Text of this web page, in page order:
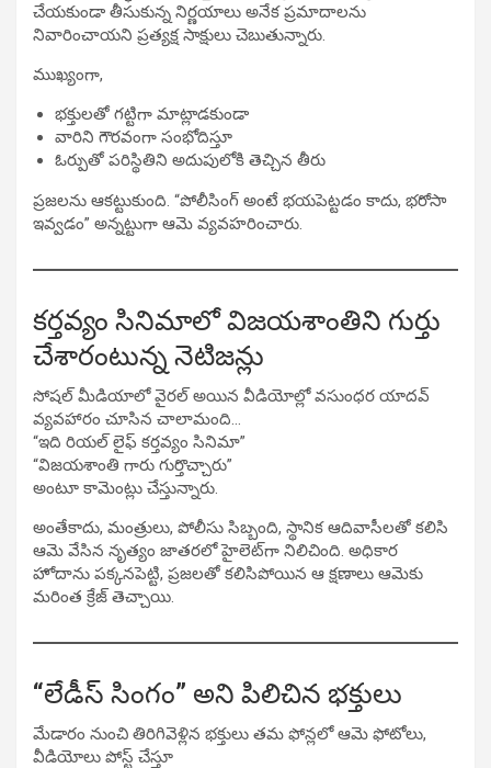
చేయకుండా తీసుకున్న నిర్ణయాలు అనేక ప్రమాదాలను
నివారించాయని ప్రత్యక్ష సాక్షులు చెబుతున్నారు.
ముఖ్యంగా,
భక్తులతో గట్టిగా మాట్లాడకుండా
వారిని గౌరవంగా సంభోదిస్తూ
ఓర్పుతో పరిస్థితిని అదుపులోకి తెచ్చిన తీరు
ప్రజలను ఆకట్టుకుంది. “పోలీసింగ్ అంటే భయపెట్టడం కాదు, భరోసా
ఇవ్వడం” అన్నట్టుగా ఆమె వ్యవహరించారు.
కర్తవ్యం సినిమాలో విజయశాంతిని గుర్తు
చేశారంటున్న నెటిజన్లు
సోషల్ మీడియాలో వైరల్ అయిన వీడియోల్లో వసుంధర యాదవ్
వ్యవహారం చూసిన చాలామంది…
“ఇది రియల్ లైఫ్ కర్తవ్యం సినిమా”
“విజయశాంతి గారు గుర్తొచ్చారు”
అంటూ కామెంట్లు చేస్తున్నారు.
అంతేకాదు, మంత్రులు, పోలీసు సిబ్బంది, స్థానిక ఆదివాసీలతో కలిసి
ఆమె వేసిన నృత్యం జాతరలో హైలెట్‌గా నిలిచింది. అధికార
హోదాను పక్కనపెట్టి, ప్రజలతో కలిసిపోయిన ఆ క్షణాలు ఆమెకు
మరింత క్రేజ్ తెచ్చాయి.
“లేడీస్ సింగం” అని పిలిచిన భక్తులు
మేడారం నుంచి తిరిగివెళ్లిన భక్తులు తమ ఫోన్లలో ఆమె ఫోటోలు,
వీడియోలు పోస్ట్ చేస్తూ